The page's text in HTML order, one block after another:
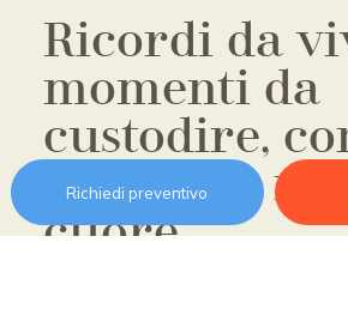
Richiedi preventivo
Ricordi da
momenti da
custodire,
mare che
cuore.